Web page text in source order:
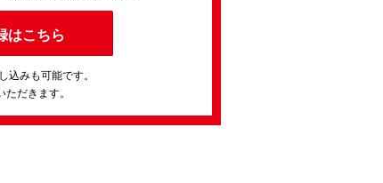
はこちら
込みも可能です。
ただきます。